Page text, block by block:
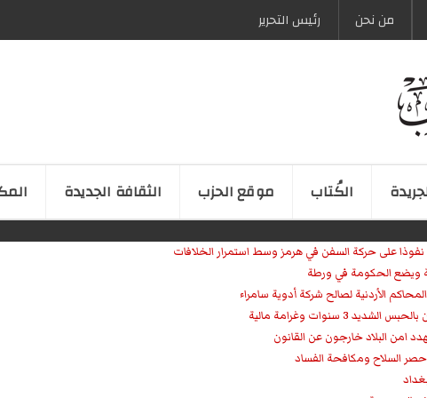
من نحن رئیس التحریر
الكُتاب موقع الحزب الثقافة الجدیدة
نفوذا على حركة السفن في هرمز وسط استمرار الخلافات
ويضع الحكومة في ورطة
الأردنية لصالح شركة أدوية سامراء
سنوات وغرامة مالية
امن البلاد خارجون عن القانون
السلاح ومكافحة الفساد